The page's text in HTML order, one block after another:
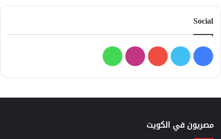
Social
فيسبوك
تويتر يوتيوبانستقرامواتساب
مصريون في الكويت